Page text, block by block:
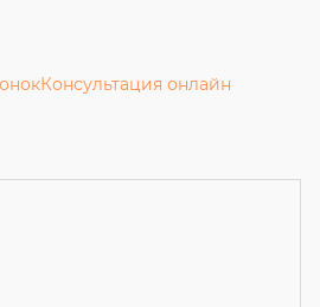
Консультация онлайн